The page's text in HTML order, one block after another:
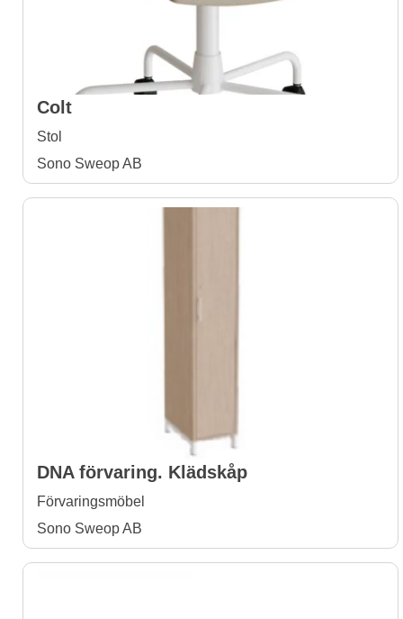
Colt
Stol
Sono Sweop AB
DNA förvaring. Klädskåp
Förvaringsmöbel
Sono Sweop AB